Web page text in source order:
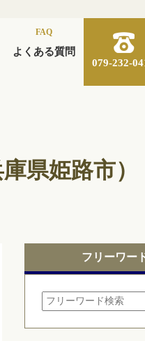
FAQ
よくある質問
079-232-
県姫路市）
フリーワー